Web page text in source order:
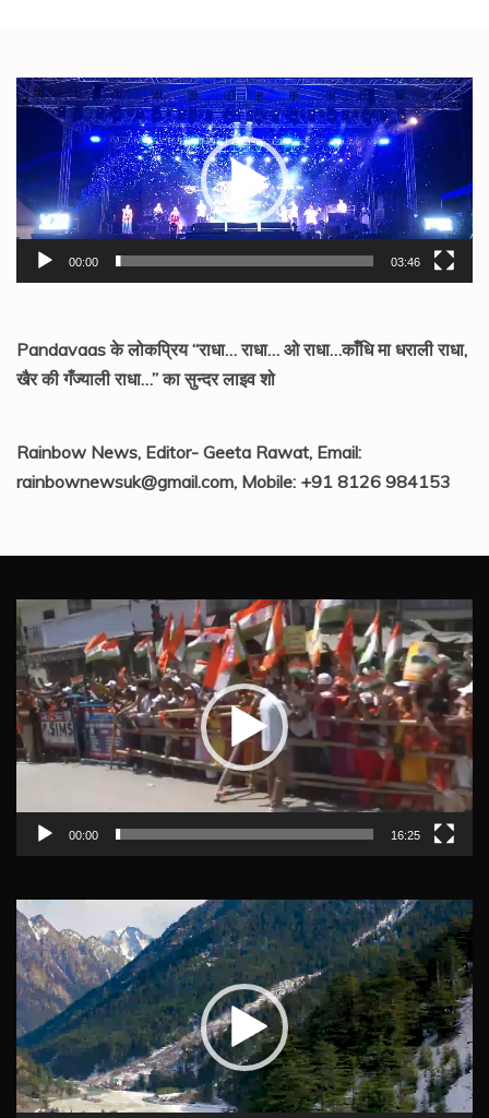
Video
Player
00:00 03:46
Pandavaas के लोकप्रिय “राधा… राधा… ओ राधा…काँधि मा धराली राधा,
खैर की गँज्याली राधा…” का सुन्दर लाइव शो
Rainbow News, Editor- Geeta Rawat, Email:
rainbownewsuk@gmail.com, Mobile: +91 8126 984153
Video
Player
00:00 16:25
Video
Player